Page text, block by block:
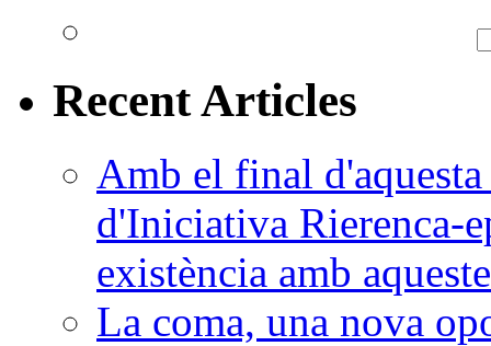
Recent Articles
Amb el final
d'Iniciativa Rierenca-
existència amb
La coma, una nova